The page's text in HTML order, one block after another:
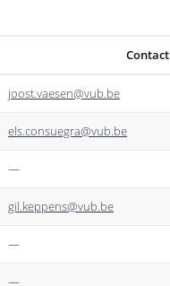
Contact
joost.vaesen@vub.be
els.consuegra@vub.be
—
gil.keppens@vub.be
—
—